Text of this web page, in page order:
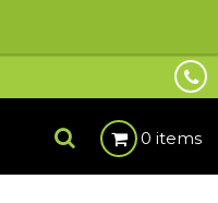
0 items